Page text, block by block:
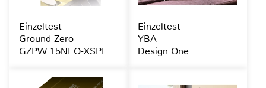
Einzeltest
Ground Zero
GZPW 15NEO-XSPL
Einzeltest
YBA
Design One